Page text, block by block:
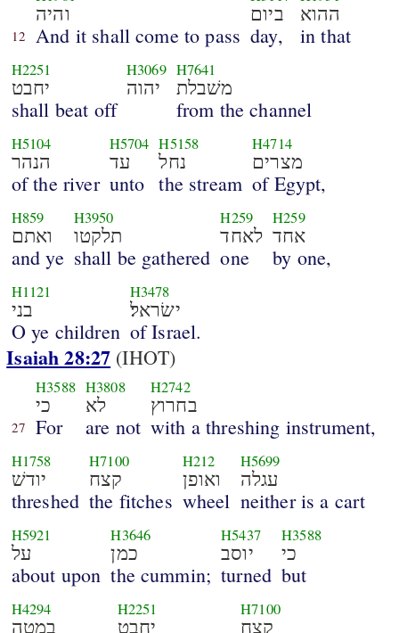
12
והיה
And it shall come to pass
ביום
day,
ההוא
in that
H2251
יחבט
shall beat off
H3069
יהוה
H7641
משׁבלת
from the channel
H5104
הנהר
of the river
H5704
עד
unto
H5158
נחל
the stream
H4714
מצרים
of Egypt,
H859
ואתם
and ye
H3950
תלקטו
shall be gathered
H259
לאחד
one
H259
אחד
by one,
H1121
בני
O ye children
H3478
ישׂראל׃
of Israel.
Isaiah 28:27 (IHOT)
27
H3588
כי
For
H3808
לא
are not
H2742
בחרוץ
with a threshing instrument,
H1758
יודשׁ
threshed
H7100
קצח
the fitches
H212
ואופן
wheel
H5699
עגלה
neither is a cart
H5921
על
about upon
H3646
כמן
the cummin;
H5437
יוסב
turned
H3588
כי
but
H4294
במטה
H2251
יחבט
H7100
קצח